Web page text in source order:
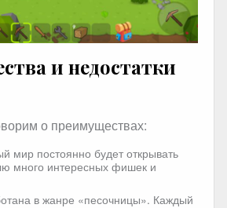
и недостатки
о преимуществах:
мир постоянно будет открывать
много интересных фишек и
в жанре «песочницы». Каждый